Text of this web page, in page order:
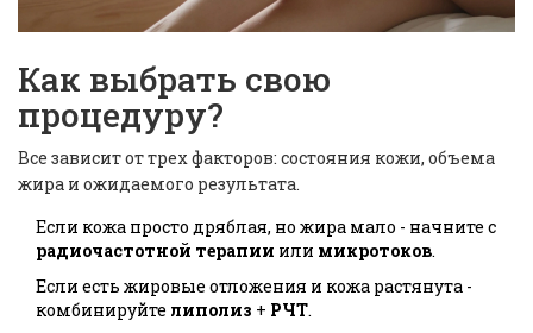
Как выбрать свою
процедуру?
Все зависит от трех факторов: состояния кожи, объема
жира и ожидаемого результата.
Если кожа просто дряблая, но жира мало - начните с
радиочастотной терапии или микротоков.
Если есть жировые отложения и кожа растянута -
комбинируйте липолиз + РЧТ.